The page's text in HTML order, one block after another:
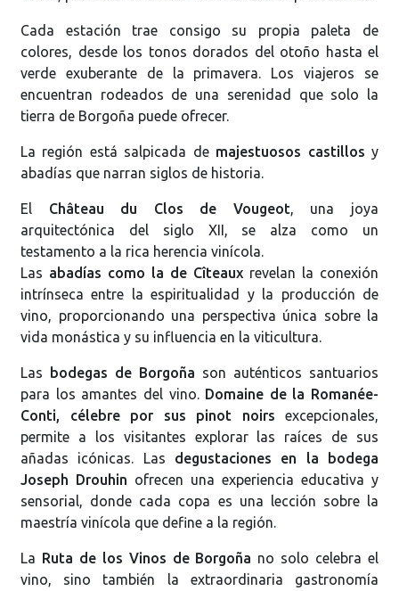
Cada estación trae consigo su propia paleta de
colores, desde los tonos dorados del otoño hasta el
verde exuberante de la primavera. Los viajeros se
encuentran rodeados de una serenidad que solo la
tierra de Borgoña puede ofrecer.
La región está salpicada de majestuosos castillosy
abadías que narran siglos de historia.
El Château du Clos de Vougeot, una joya
arquitectónica del siglo XII, se alza como un
testamento a la rica herencia vinícola.
Las abadías como la de Cîteaux revelan la conexión
intrínseca entre la espiritualidad y la producción de
vino, proporcionando una perspectiva única sobre la
vida monástica y su influencia en la viticultura.
Las bodegas de Borgoña son auténticos santuarios
para los amantes del vino. Domaine de la Romanée-
Conti, célebre por sus pinot noirs excepcionales,
permite a los visitantes explorar las raíces de sus
añadas icónicas. Las degustaciones en la bodega
Joseph Drouhin ofrecen una experiencia educativa y
sensorial, donde cada copa es una lección sobre la
maestría vinícola que define a la región.
La Ruta de los Vinos de Borgoña no solo celebra el
vino, sino también la extraordinaria gastronomía